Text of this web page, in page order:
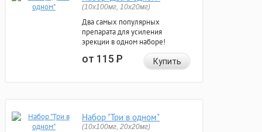
(10x100мг, 10x20мг)
Два самых популярных
препарата для усиления
эрекции в одном наборе!
от 115Р Купить
Набор "Три в одном"
(10x100мг, 20x20мг)